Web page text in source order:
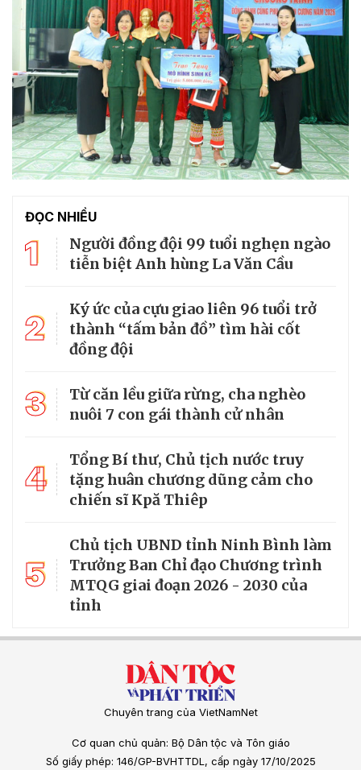
ĐỌC NHIỀU
1
Người đồng đội 99 tuổi nghẹn ngào
tiễn biệt Anh hùng La Văn Cầu
2
Ký ức của cựu giao liên 96 tuổi trở
thành “tấm bản đồ” tìm hài cốt
đồng đội
3
Từ căn lều giữa rừng, cha nghèo
nuôi 7 con gái thành cử nhân
4
Tổng Bí thư, Chủ tịch nước truy
tặng huân chương dũng cảm cho
chiến sĩ Kpă Thiêp
5
Chủ tịch UBND tỉnh Ninh Bình làm
Trưởng Ban Chỉ đạo Chương trình
MTQG giai đoạn 2026 - 2030 của
tỉnh
Chuyên trang của VietNamNet
Cơ quan chủ quản: Bộ Dân tộc và Tôn giáo
Số giấy phép: 146/GP-BVHTTDL, cấp ngày 17/10/2025